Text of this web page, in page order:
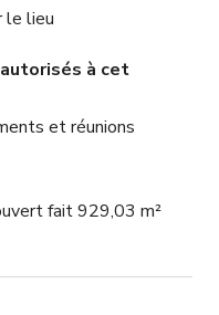
le lieu
à cet
et réunions
fait 929,03 m²